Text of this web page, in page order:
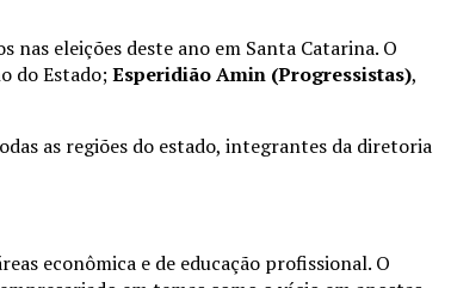
eleições deste ano em Santa Catarina. O
do Estado;Esperidião Amin (Progressistas),
as regiões do estado, integrantes da diretoria
econômica e de educação profissional. O